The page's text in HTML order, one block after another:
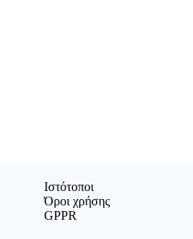
Ιστότοποι
Όροι χρήσης
GPPR